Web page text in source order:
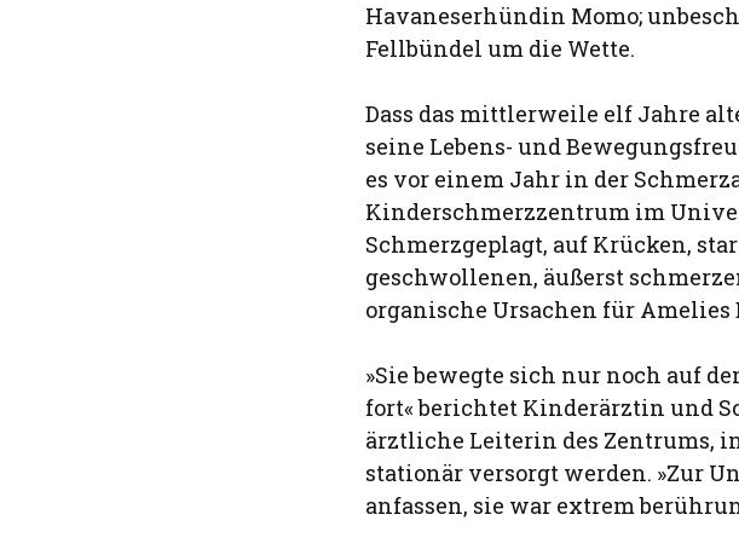
Havaneserhündin Momo;
Fellbündel um die Wette.
Dass das mittlerweile elf Jahre
seine Lebens- und
es vor einem Jahr in der
Kinderschmerzzentrum im
Schmerzgeplagt, auf Krücken,
geschwollenen, äußerst
organische Ursachen für
»Sie bewegte sich nur noch auf
fort« berichtet Kinderärztin und
ärztliche Leiterin des Zentrums,
stationär versorgt werden. »Zur
anfassen, sie war extrem